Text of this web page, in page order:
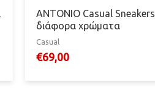
ANTONIO Casual Sneakers
διάφορα χρώματα
Casual
€69,00